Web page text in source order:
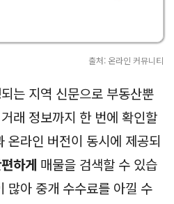
출처: 온라인 커뮤니티
는 지역 신문으로 부동산뿐
래 정보까지 한 번에 확인할
온라인 버전이 동시에 제공되
하게 매물을 검색할 수 있습
많아 중개 수수료를 아낄 수